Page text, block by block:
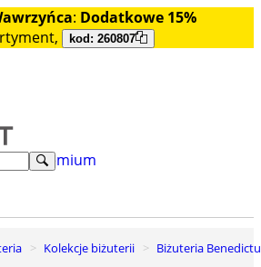
: Dodatkowe 15%
kod: 260807
premium
Kolekcje biżuterii
Biżuteria